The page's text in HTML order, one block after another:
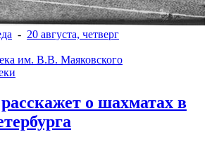
- 20 августа, четверг
им. В.В. Маяковского
о шахматах в